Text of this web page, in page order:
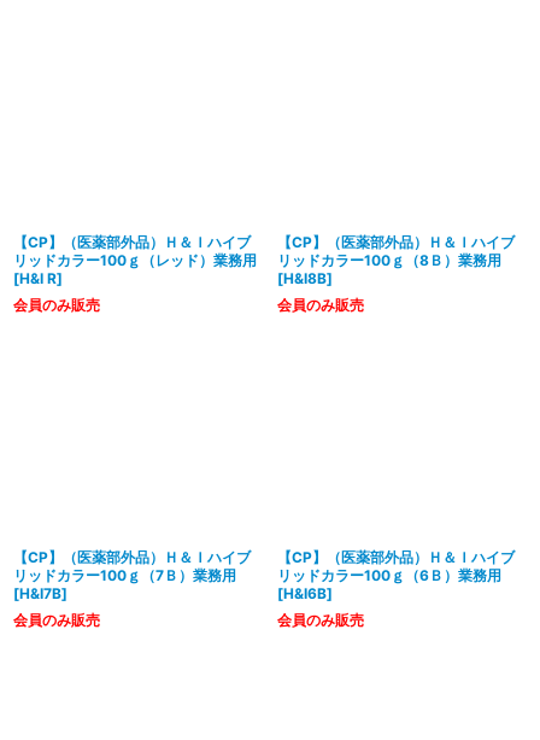
【CP】（医薬部外品）Ｈ＆Ｉハイブ
リッドカラー100ｇ（レッド）業務用
[H&I R]
会員のみ販売
【CP】（医薬部外品）Ｈ＆Ｉハイブ
リッドカラー100ｇ（8Ｂ）業務用
[H&I8B]
会員のみ販売
【CP】（医薬部外品）Ｈ＆Ｉハイブ
リッドカラー100ｇ（7Ｂ）業務用
[H&I7B]
会員のみ販売
【CP】（医薬部外品）Ｈ＆Ｉハイブ
リッドカラー100ｇ（6Ｂ）業務用
[H&I6B]
会員のみ販売